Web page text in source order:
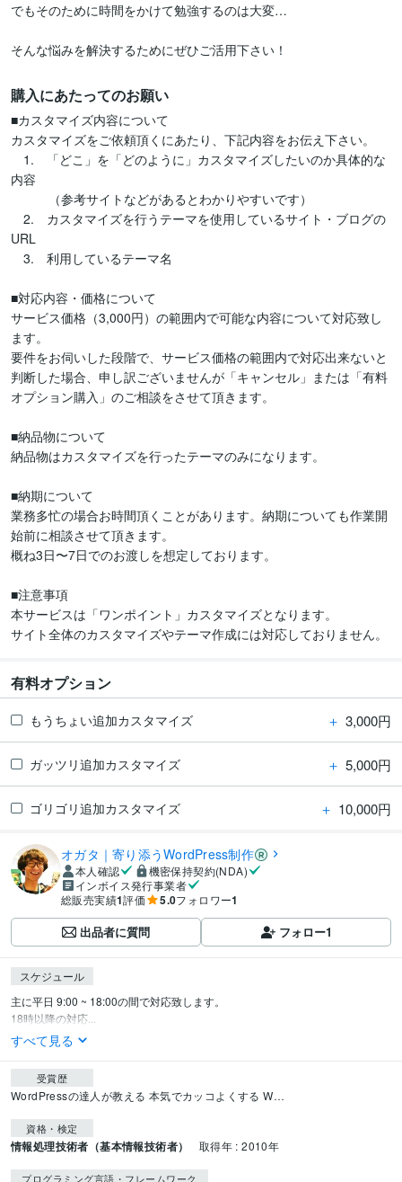
でもそのために時間をかけて勉強するのは大変…
そんな悩みを解決するためにぜひご活用下さい！
購入にあたってのお願い
■カスタマイズ内容について
カスタマイズをご依頼頂くにあたり、下記内容をお伝え下さい。
1.　「どこ」を「どのように」カスタマイズしたいのか具体的な
内容
（参考サイトなどがあるとわかりやすいです）
2.　カスタマイズを行うテーマを使用しているサイト・ブログの
URL
3.　利用しているテーマ名
■対応内容・価格について
サービス価格（3,000円）の範囲内で可能な内容について対応致し
ます。
要件をお伺いした段階で、サービス価格の範囲内で対応出来ないと
判断した場合、申し訳ございませんが「キャンセル」または「有料
オプション購入」のご相談をさせて頂きます。
■納品物について
納品物はカスタマイズを行ったテーマのみになります。
■納期について
業務多忙の場合お時間頂くことがあります。納期についても作業開
始前に相談させて頂きます。
概ね3日〜7日でのお渡しを想定しております。
■注意事項
本サービスは「ワンポイント」カスタマイズとなります。
有料オプション
もうちょい追加カスタマイズ ＋ 3,000円
ガッツリ追加カスタマイズ ＋ 5,000円
ゴリゴリ追加カスタマイズ ＋ 10,000円
オガタ｜寄り添うWordPress制作
本人確認
機密保持契約(NDA)
インボイス発行事業者
総販売実績1評価 5.0フォロワー1
出品者に質問 フォロー1
スケジュール
主に平日 9:00 ~ 18:00の間で対応致します。
18時以降の対応...
すべて見る
受賞歴
WordPressの達人が教える 本気でカッコよくする W…
資格・検定
情報処理技術者（基本情報技術者） 取得年 : 2010年
プログラミング言語・フレームワーク